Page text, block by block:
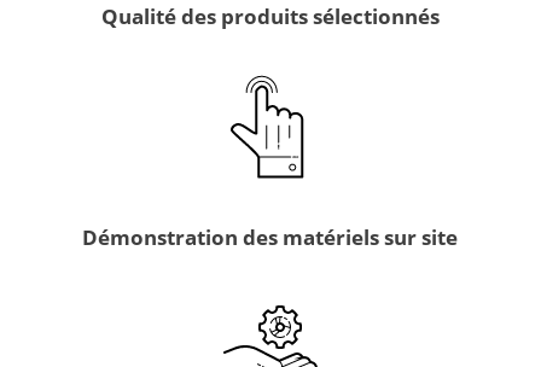
Qualité des produits sélectionnés
Démonstration des matériels sur site